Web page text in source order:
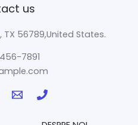
us
TX 56789,United States.
7891